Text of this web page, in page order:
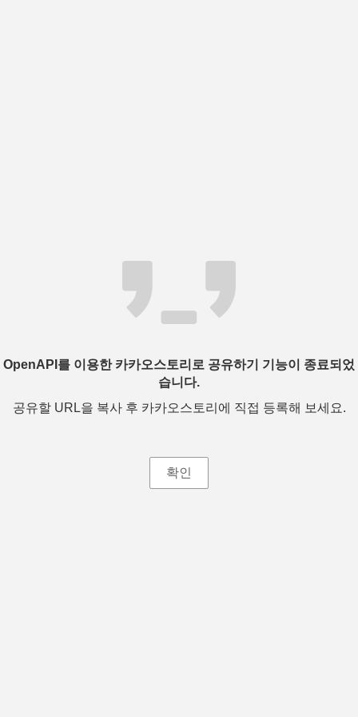
OpenAPI를 이용한 카카오스토리로 공유하기 기능이 종료되었
습니다.
공유할 URL을 복사 후 카카오스토리에 직접 등록해 보세요.
확인